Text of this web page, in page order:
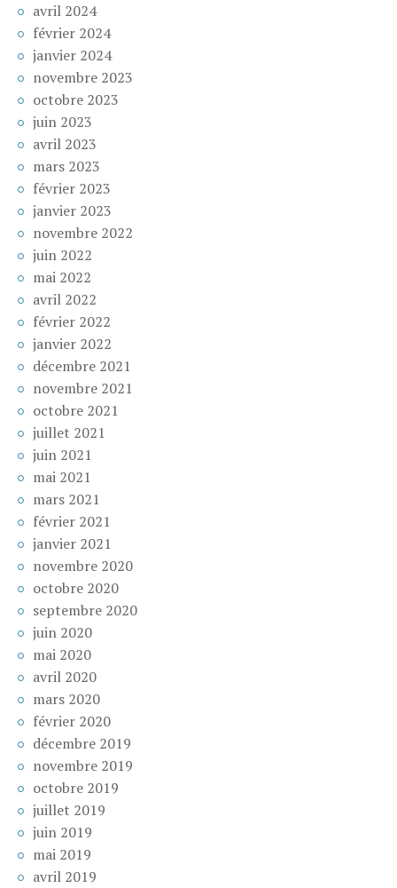
avril 2024
février 2024
janvier 2024
novembre 2023
octobre 2023
juin 2023
avril 2023
mars 2023
février 2023
janvier 2023
novembre 2022
juin 2022
mai 2022
avril 2022
février 2022
janvier 2022
décembre 2021
novembre 2021
octobre 2021
juillet 2021
juin 2021
mai 2021
mars 2021
février 2021
janvier 2021
novembre 2020
octobre 2020
septembre 2020
juin 2020
mai 2020
avril 2020
mars 2020
février 2020
décembre 2019
novembre 2019
octobre 2019
juillet 2019
juin 2019
mai 2019
avril 2019